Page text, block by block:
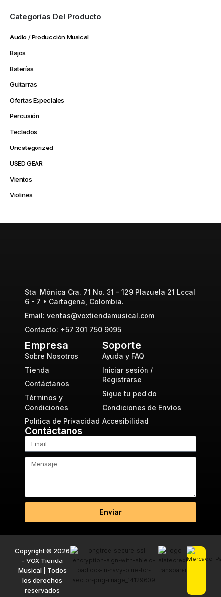
Categorías Del Producto
Audio / Producción Musical
Bajos
Baterías
Guitarras
Ofertas Especiales
Percusión
Teclados
Uncategorized
USED GEAR
Vientos
Violines
Sta. Mónica Cra. 71 No. 31 - 129 Plazuela 21 Local
6 - 7 • Cartagena, Colombia.
Email: ventas@voxtiendamusical.com
Contacto: +57 301 750 9095
Empresa
Sobre Nosotros
Tienda
Contáctanos
Términos y
Condiciones
Política de Privacidad
Soporte
Ayuda y FAQ
Iniciar sesión /
Registrarse
Sigue tu pedido
Condiciones de Envíos
Accesibilidad
Contáctanos
Enviar
Copyright © 2026
- VOX Tienda
Musical | Todos
los derechos
reservados